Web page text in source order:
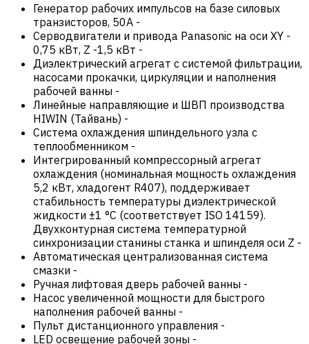
Генератор рабочих импульсов на базе силовых
транзисторов, 50А -
Серводвигатели и привода Panasonic на оси XY -
0,75 кВт, Z -1,5 кВт -
Диэлектрический агрегат с системой фильтрации,
насосами прокачки, циркуляции и наполнения
рабочей ванны -
Линейные направляющие и ШВП производства
HIWIN (Тайвань) -
Система охлаждения шпиндельного узла с
теплообменником -
Интегрированный компрессорный агрегат
охлаждения (номинальная мощность охлаждения
5,2 кВт, хладогент R407), поддерживает
стабильность температуры диэлектрической
жидкости ±1 °C (соответствует ISO 14159).
Двухконтурная система температурной
синхронизации станины станка и шпинделя оси Z -
Автоматическая централизованная система
смазки -
Ручная лифтовая дверь рабочей ванны -
Насос увеличенной мощности для быстрого
наполнения рабочей ванны -
Пульт дистанционного управления -
LED освещение рабочей зоны -